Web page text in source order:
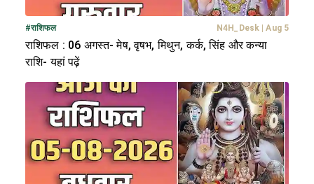
#राशिफल N4H_Desk | Aug 5
राशिफल : 06 अगस्त- मेष, वृषभ, मिथुन, कर्क, सिंह और कन्या
राशि- यहां पढ़ें